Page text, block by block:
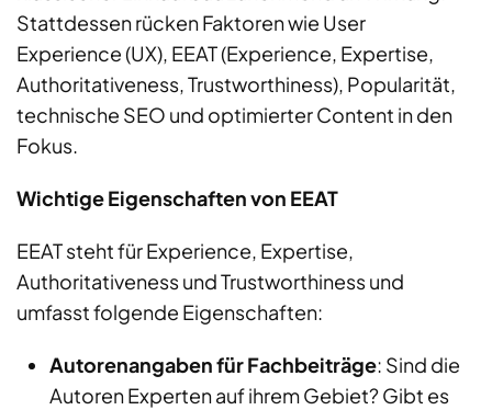
Stattdessen rücken Faktoren wie User
Experience (UX), EEAT (Experience, Expertise,
Authoritativeness, Trustworthiness), Popularität,
technische SEO und optimierter Content in den
Fokus.
Wichtige Eigenschaften von EEAT
EEAT steht für Experience, Expertise,
Authoritativeness und Trustworthiness und
umfasst folgende Eigenschaften:
Autorenangaben für Fachbeiträge: Sind die
Autoren Experten auf ihrem Gebiet? Gibt es